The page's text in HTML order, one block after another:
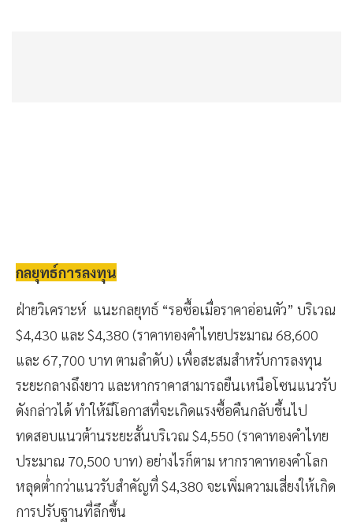
กลยุทธ์การลงทุน
ฝ่ายวิเคราะห์ แนะกลยุทธ์ “รอซื้อเมื่อราคาอ่อนตัว” บริเวณ
$4,430 และ $4,380 (ราคาทองคำไทยประมาณ 68,600
และ 67,700 บาท ตามลำดับ) เพื่อสะสมสำหรับการลงทุน
ระยะกลางถึงยาว และหากราคาสามารถยืนเหนือโซนแนวรับ
ดังกล่าวได้ ทำให้มีโอกาสที่จะเกิดแรงซื้อคืนกลับขึ้นไป
ทดสอบแนวต้านระยะสั้นบริเวณ $4,550 (ราคาทองคำไทย
ประมาณ 70,500 บาท) อย่างไรก็ตาม หากราคาทองคำโลก
หลุดต่ำกว่าแนวรับสำคัญที่ $4,380 จะเพิ่มความเสี่ยงให้เกิด
การปรับฐานที่ลึกขึ้น